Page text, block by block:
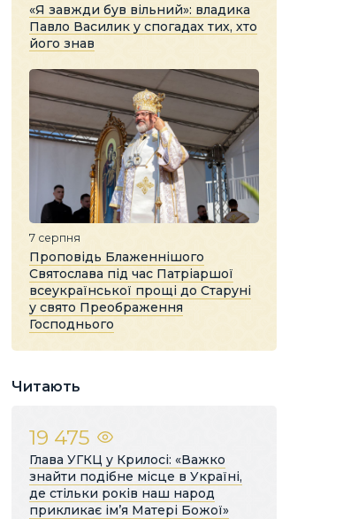
«Я завжди був вільний»: владика
Павло Василик у спогадах тих, хто
його знав
7 серпня
Проповідь Блаженнішого
Святослава під час Патріаршої
всеукраїнської прощі до Старуні
у свято Преображення
Господнього
Читають
19 475
Глава УГКЦ у Крилосі: «Важко
знайти подібне місце в Україні,
де стільки років наш народ
прикликає ім’я Матері Божої»